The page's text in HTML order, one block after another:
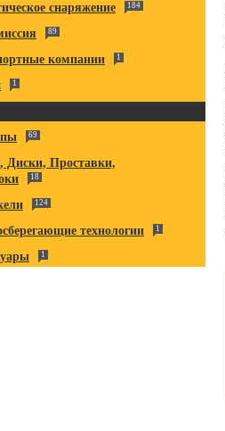
снаряжение 184
89
компании 1
1
69
Проставки,
18
124
технологии 1
1